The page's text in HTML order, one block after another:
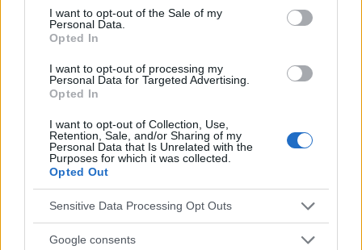
consent section.
I want to opt-out of the Sale of my
Personal Data.
Opted In
I want to opt-out of processing my
Personal Data for Targeted Advertising.
Opted In
I want to opt-out of Collection, Use,
Retention, Sale, and/or Sharing of my
Personal Data that Is Unrelated with the
Purposes for which it was collected.
Opted Out
Sensitive Data Processing Opt Outs
Google consents
preuves modérées suggérant que les
cannabinoïdes [...] améliorent les résultats du
sommeil à court terme chez les patients [...]
souffrant d'apnée obstructive du sommeil". Cette
publication présente les résultats d'une étude sur
l'utilisation dudronabinol dans les ESV
, qui sont
très prometteurs.
Ils ont comparé les résultats de patients prenant un
placebo et du dronabinol ; ce dernier a réduit le